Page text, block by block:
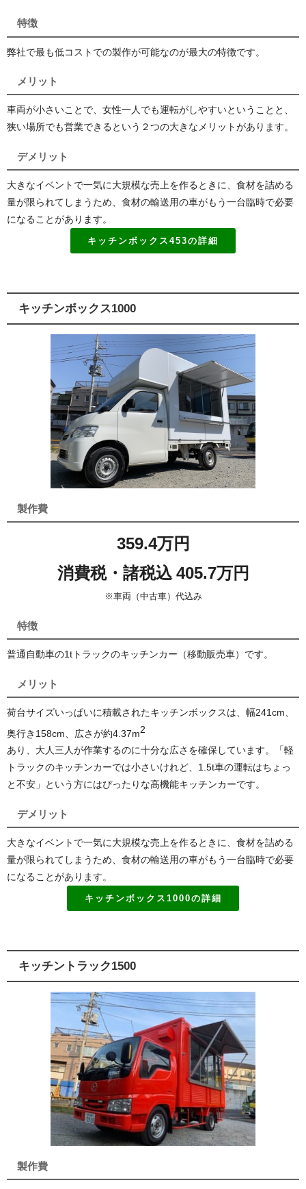
特徴
弊社で最も低コストでの製作が可能なのが最大の特徴です。
メリット
車両が小さいことで、女性一人でも運転がしやすいということと、
狭い場所でも営業できるという２つの大きなメリットがあります。
デメリット
大きなイベントで一気に大規模な売上を作るときに、食材を詰める
量が限られてしまうため、食材の輸送用の車がもう一台臨時で必要
になることがあります。
キッチンボックス453の詳細
キッチンボックス1000
製作費
359.4万円
消費税・諸税込 405.7万円
※車両（中古車）代込み
特徴
普通自動車の1tトラックのキッチンカー（移動販売車）です。
メリット
荷台サイズいっぱいに積載されたキッチンボックスは、幅241cm、
奥行き158cm、広さが約4.37m2
あり、大人三人が作業するのに十分な広さを確保しています。「軽
トラックのキッチンカーでは小さいけれど、1.5t車の運転はちょっ
と不安」という方にはぴったりな高機能キッチンカーです。
デメリット
大きなイベントで一気に大規模な売上を作るときに、食材を詰める
量が限られてしまうため、食材の輸送用の車がもう一台臨時で必要
になることがあります。
キッチンボックス1000の詳細
キッチントラック1500
製作費